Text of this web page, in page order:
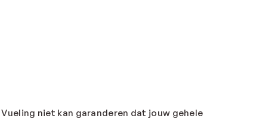
niet kan garanderen dat jouw gehele